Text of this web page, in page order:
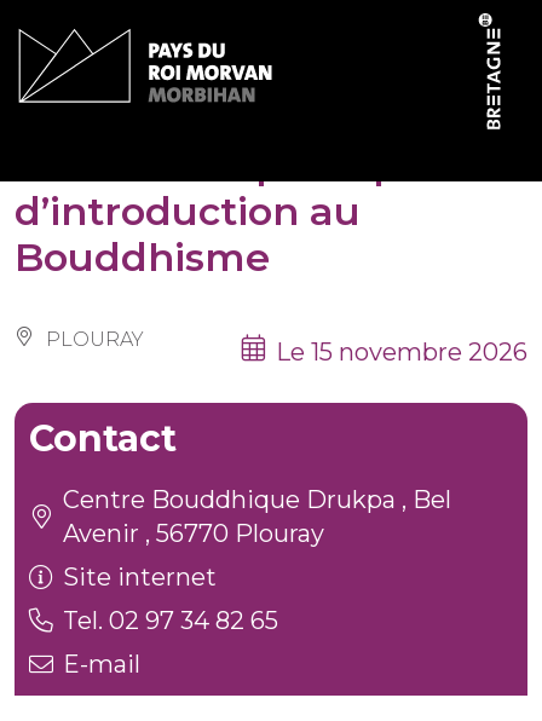
d’introduction au
Bouddhisme
PLOURAY Le 15 novembre 2026
Contact
Centre Bouddhique Drukpa , Bel
Avenir , 56770 Plouray
Site internet
Tel. 02 97 34 82 65
E-mail